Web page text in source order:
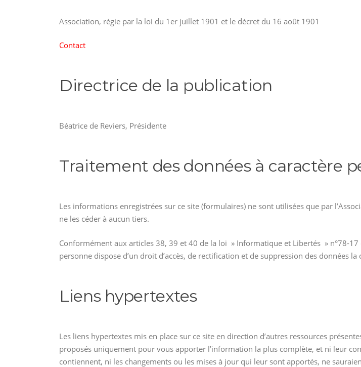
Association, régie par la loi du 1er juillet 1901 et le décret du 16 août 1901
Contact
Directrice de la publication
Béatrice de Reviers, Présidente
Traitement des données à caractère
Les informations enregistrées sur ce site (formulaires) ne sont utilisées que par
ne les céder à aucun tiers.
Conformément aux articles 38, 39 et 40 de la loi » Informatique et Libertés » n°78-
personne dispose d’un droit d’accès, de rectification et de suppression des données la
Liens hypertextes
Les liens hypertextes mis en place sur ce site en direction d’autres ressources
proposés uniquement pour vous apporter l’information la plus complète, et ni leur
contiennent, ni les changements ou les mises à jour qui leur sont apportés, ne